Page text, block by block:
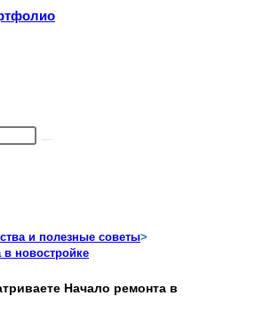
и полезные советы>
в новостройке